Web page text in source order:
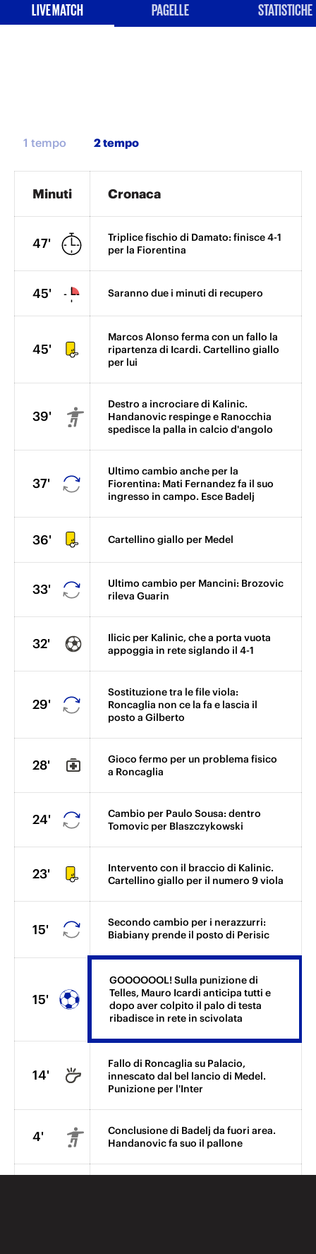
LIVE MATCH PAGELLE STATISTICHE
1 tempo
Minuti Cronaca
47'
Triplice fischio di Damato: finisce 4-1
per la Fiorentina
45' Saranno due i minuti di recupero
45'
Marcos Alonso ferma con un fallo la
ripartenza di Icardi. Cartellino giallo
per lui
39'
Destro a incrociare di Kalinic.
Handanovic respinge e Ranocchia
spedisce la palla in calcio d'angolo
37'
Ultimo cambio anche per la
Fiorentina: Mati Fernandez fa il suo
ingresso in campo. Esce Badelj
36' Cartellino giallo per Medel
33'
Ultimo cambio per Mancini: Brozovic
rileva Guarin
32'
Ilicic per Kalinic, che a porta vuota
appoggia in rete siglando il 4-1
29'
Sostituzione tra le file viola:
Roncaglia non ce la fa e lascia il
posto a Gilberto
28'
Gioco fermo per un problema fisico
a Roncaglia
24'
Cambio per Paulo Sousa: dentro
Tomovic per Blaszczykowski
23'
Intervento con il braccio di Kalinic.
Cartellino giallo per il numero 9 viola
15'
Secondo cambio per i nerazzurri:
Biabiany prende il posto di Perisic
15'
GOOOOOOL! Sulla punizione di
Telles, Mauro Icardi anticipa tutti e
dopo aver colpito il palo di testa
ribadisce in rete in scivolata
14'
Fallo di Roncaglia su Palacio,
innescato dal bel lancio di Medel.
Punizione per l'Inter
4'
Conclusione di Badelj da fuori area.
Handanovic fa suo il pallone